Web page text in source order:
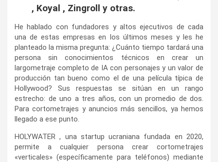
, Koyal , Zingroll y otras.
He hablado con fundadores y altos ejecutivos de cada
una de estas empresas en los últimos meses y les he
planteado la misma pregunta: ¿Cuánto tiempo tardará una
persona sin conocimientos técnicos en crear un
largometraje completo de IA con personajes y un valor de
producción tan bueno como el de una película típica de
Hollywood? Sus respuestas se sitúan en un rango
estrecho: de uno a tres años, con un promedio de dos.
Para cortometrajes y anuncios más sencillos, ya hemos
llegado a ese punto.
HOLYWATER , una startup ucraniana fundada en 2020,
permite a cualquier persona crear cortometrajes
«verticales» (específicamente para teléfonos) mediante